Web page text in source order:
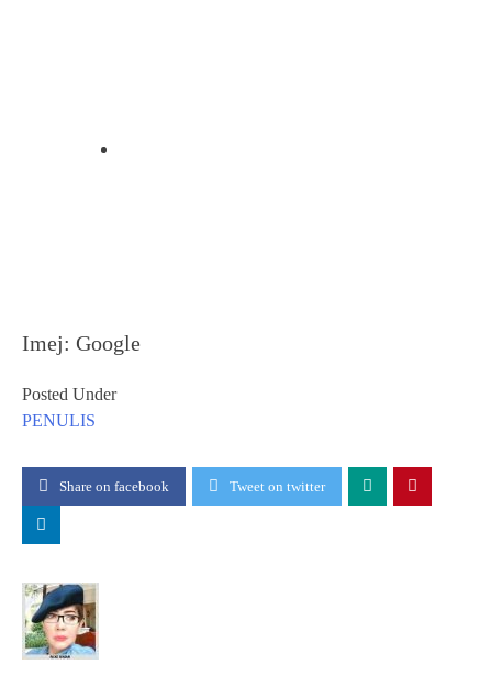
Imej: Google
Posted Under
PENULIS
Share on facebook Tweet on twitter